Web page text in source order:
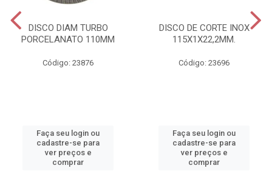
DISCO DIAM TURBO
PORCELANATO 110MM
Código: 23876
Faça seu login ou
cadastre-se para
ver preços e
comprar
DISCO DE CORTE INOX
115X1X22,2MM.
Código: 23696
Faça seu login ou
cadastre-se para
ver preços e
comprar